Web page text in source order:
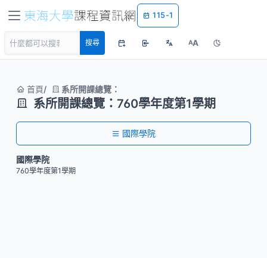
115-1
搜尋 AA
首頁 系所開課總覽：
系所開課總覽：760學年度第1學期
國際學院
國際學院
760學年度第1學期